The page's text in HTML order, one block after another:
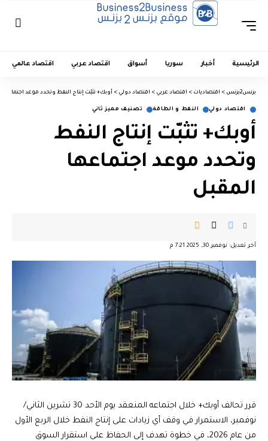
الرئيسية أخبار سوريا أسواق اقتصاد عربي اقتصاد عالمي
بزنس2بزنس > اقتصاديات > اقتصاد عربي > اقتصاد دولي > أوبك+ تثبّت إنتاج النفط وتحدد موعد اجتماعها
اقتصاد دولي النفط و الطاقة تصنيف مميز ثاني
أوبك+ تثبّت إنتاج النفط
وتحدد موعد اجتماعها
المقبل
آخر تعديل: نوفمبر 30, 2025 7:21 م
قرر تحالف أوبك+ خلال اجتماعه المنعقد يوم الأحد 30 تشرين الثاني/
نوفمبر، الاستمرار في وقف أي زيادات على إنتاج النفط خلال الربع الأول
من عام 2026، في خطوة تهدف إلى الحفاظ على استقرار السوق